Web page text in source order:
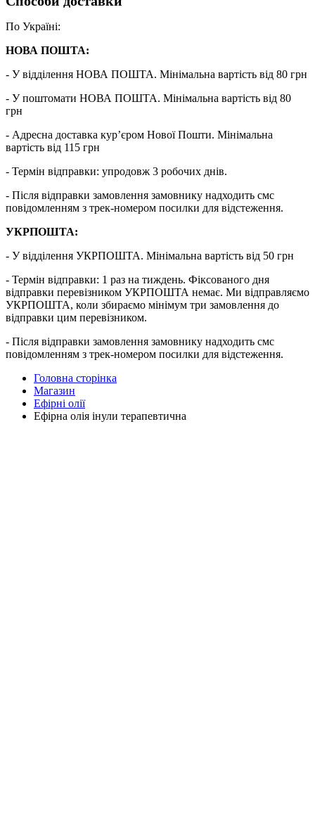
По Україні:
НОВА ПОШТА:
- У відділення НОВА ПОШТА. Мінімальна вартість від 80 грн
- У поштомати НОВА ПОШТА. Мінімальна вартість від 80
грн
- Адресна доставка кур’єром Нової Пошти. Мінімальна
вартість від 115 грн
- Термін відправки: упродовж 3 робочих днів.
- Після відправки замовлення замовнику надходить смс
повідомленням з трек-номером посилки для відстеження.
УКРПОШТА:
- У відділення УКРПОШТА. Мінімальна вартість від 50 грн
- Термін відправки: 1 раз на тиждень. Фіксованого дня
відправки перевізником УКРПОШТА немає. Ми відправляємо
УКРПОШТА, коли збираємо мінімум три замовлення до
відправки цим перевізником.
- Після відправки замовлення замовнику надходить смс
повідомленням з трек-номером посилки для відстеження.
Головна сторінка
Магазин
Ефірні олії
Ефірна олія інули терапевтична